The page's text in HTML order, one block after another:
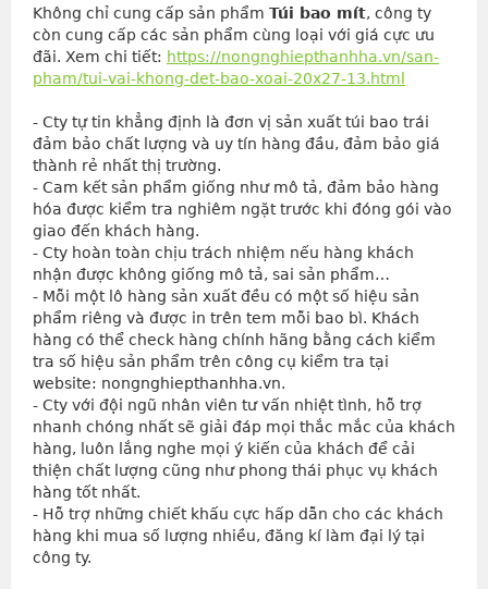
Không chỉ cung cấp sản phẩm Túi bao mít, công ty
còn cung cấp các sản phẩm cùng loại với giá cực ưu
đãi. Xem chi tiết: https://nongnghiepthanhha.vn/san-
pham/tui-vai-khong-det-bao-xoai-20x27-13.html
- Cty tự tin khẳng định là đơn vị sản xuất túi bao trái
đảm bảo chất lượng và uy tín hàng đầu, đảm bảo giá
thành rẻ nhất thị trường.
- Cam kết sản phẩm giống như mô tả, đảm bảo hàng
hóa được kiểm tra nghiêm ngặt trước khi đóng gói vào
giao đến khách hàng.
- Cty hoàn toàn chịu trách nhiệm nếu hàng khách
nhận được không giống mô tả, sai sản phẩm…
- Mỗi một lô hàng sản xuất đều có một số hiệu sản
phẩm riêng và được in trên tem mỗi bao bì. Khách
hàng có thể check hàng chính hãng bằng cách kiểm
tra số hiệu sản phẩm trên công cụ kiểm tra tại
website: nongnghiepthanhha.vn.
- Cty với đội ngũ nhân viên tư vấn nhiệt tình, hỗ trợ
nhanh chóng nhất sẽ giải đáp mọi thắc mắc của khách
hàng, luôn lắng nghe mọi ý kiến của khách để cải
thiện chất lượng cũng như phong thái phục vụ khách
hàng tốt nhất.
- Hỗ trợ những chiết khấu cực hấp dẫn cho các khách
hàng khi mua số lượng nhiều, đăng kí làm đại lý tại
công ty.